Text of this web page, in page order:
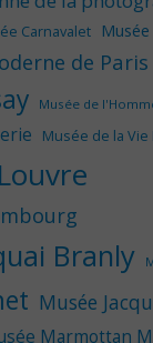
Carnavalet
de Paris
Musée de
Musée de la
Branly
Musée
Marmottan